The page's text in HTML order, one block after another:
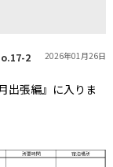
2 2026年01月26日
張編』に入りま